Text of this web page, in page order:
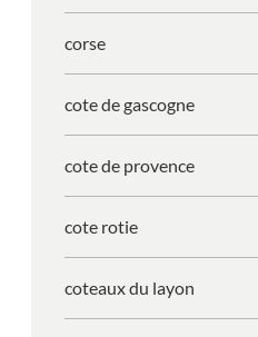
corse
cote de gascogne
cote de provence
cote rotie
coteaux du layon